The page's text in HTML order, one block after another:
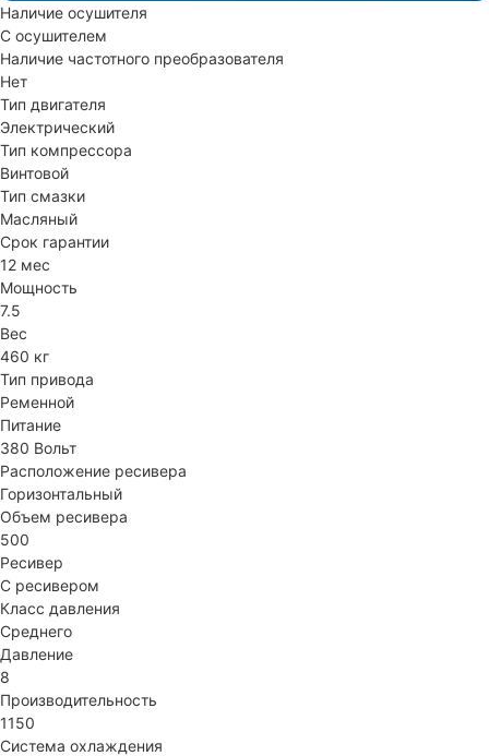
Наличие осушителя
С осушителем
Наличие частотного преобразователя
Нет
Тип двигателя
Электрический
Тип компрессора
Винтовой
Тип смазки
Масляный
Срок гарантии
12 мес
Мощность
7.5
Вес
460 кг
Тип привода
Ременной
Питание
380 Вольт
Расположение ресивера
Горизонтальный
Объем ресивера
500
Ресивер
С ресивером
Класс давления
Среднего
Давление
8
Производительность
1150
Система охлаждения